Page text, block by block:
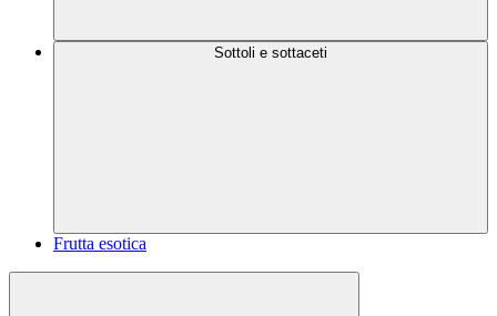
Sottoli e sottaceti
Frutta esotica